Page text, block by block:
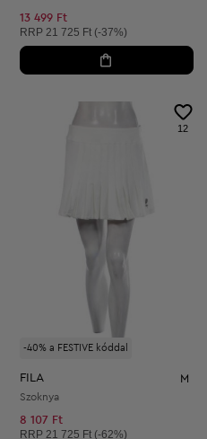
13 499 Ft
Ajánlott ár:
RRP 21 725 Ft (-37%)
-40% a FESTIVE kóddal
12
FILA M
Szoknya
8 107 Ft
Ajánlott ár:
RRP 21 725 Ft (-62%)